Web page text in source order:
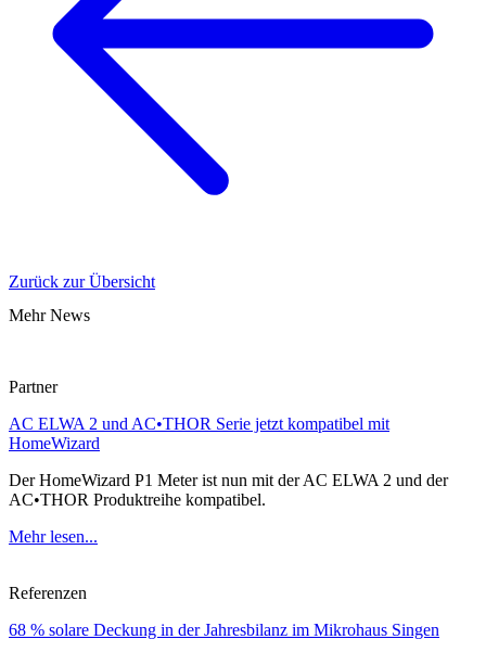
Zurück zur Übersicht
Mehr News
Partner
AC ELWA 2 und AC•THOR Serie jetzt kompatibel mit
HomeWizard
Der HomeWizard P1 Meter ist nun mit der AC ELWA 2 und der
AC•THOR Produktreihe kompatibel.
Mehr lesen...
Referenzen
68 % solare Deckung in der Jahresbilanz im Mikrohaus Singen